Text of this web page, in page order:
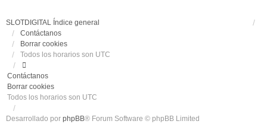
SLOTDIGITAL Índice general
Contáctanos
Borrar cookies
Todos los horarios son UTC
Contáctanos
Borrar cookies
Todos los horarios son UTC
Desarrollado por phpBB® Forum Software © phpBB Limited